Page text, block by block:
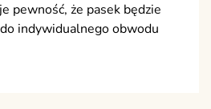
pewność, że pasek będzie
indywidualnego obwodu